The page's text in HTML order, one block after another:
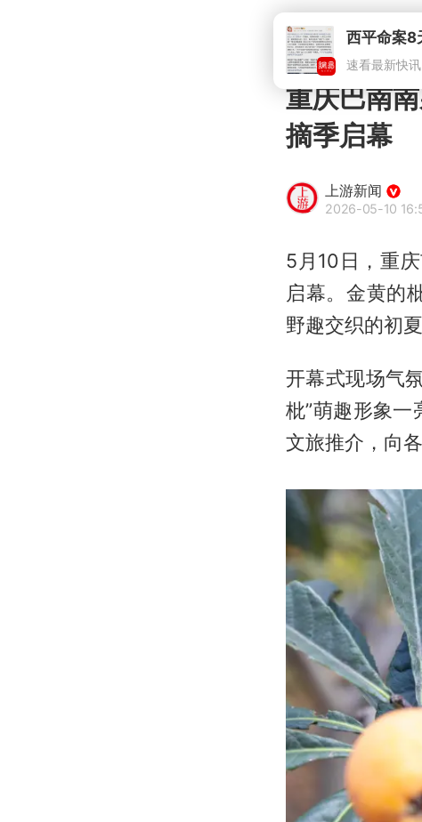
西平命案8
速看最新快讯
重庆巴南
摘季启幕
上游新闻
2026-05-10
5月10日，重
启幕。金黄的
野趣交织的初
开幕式现场气
枇”萌趣形象
文旅推介，向